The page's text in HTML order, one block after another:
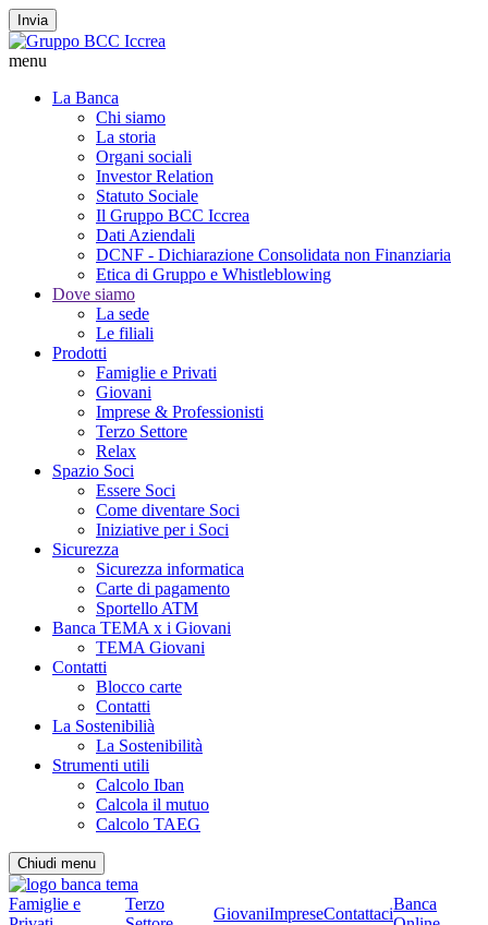
Invia
menu
La Banca
Chi siamo
La storia
Organi sociali
Investor Relation
Statuto Sociale
Il Gruppo BCC Iccrea
Dati Aziendali
DCNF - Dichiarazione Consolidata non Finanziaria
Etica di Gruppo e Whistleblowing
Dove siamo
La sede
Le filiali
Prodotti
Famiglie e Privati
Giovani
Imprese & Professionisti
Terzo Settore
Relax
Spazio Soci
Essere Soci
Come diventare Soci
Iniziative per i Soci
Sicurezza
Sicurezza informatica
Carte di pagamento
Sportello ATM
Banca TEMA x i Giovani
TEMA Giovani
Contatti
Blocco carte
Contatti
La Sostenibilià
La Sostenibilità
Strumenti utili
Calcolo Iban
Calcola il mutuo
Calcolo TAEG
Chiudi menu
Famiglie e
Terzo
GiovaniImpreseContattaci
Banca